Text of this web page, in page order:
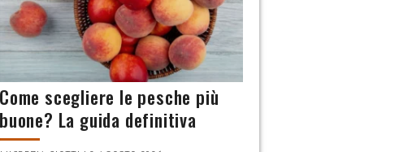
Come scegliere le pesche più
buone? La guida definitiva